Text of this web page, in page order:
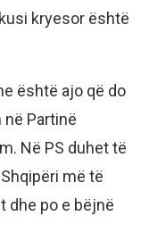
kryesor është
është ajo që do
Partinë
Në PS duhet të
më të
dhe po e bëjnë